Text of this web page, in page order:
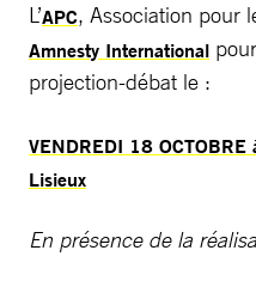
L’APC, Association pour
Amnesty International
projection-débat le :
VENDREDI 18
Lisieux
En présence de la